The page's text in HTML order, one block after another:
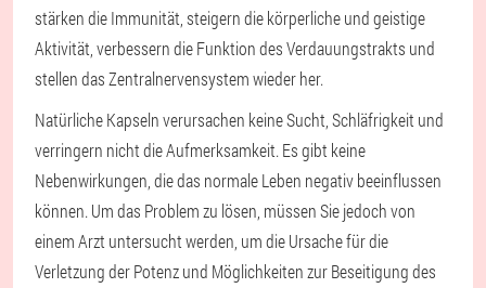
stärken die Immunität, steigern die körperliche und geistige
Aktivität, verbessern die Funktion des Verdauungstrakts und
stellen das Zentralnervensystem wieder her.
Natürliche Kapseln verursachen keine Sucht, Schläfrigkeit und
verringern nicht die Aufmerksamkeit. Es gibt keine
Nebenwirkungen, die das normale Leben negativ beeinflussen
können. Um das Problem zu lösen, müssen Sie jedoch von
einem Arzt untersucht werden, um die Ursache für die
Verletzung der Potenz und Möglichkeiten zur Beseitigung des